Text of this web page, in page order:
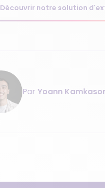
Découvrir notre solution
Par Yoann